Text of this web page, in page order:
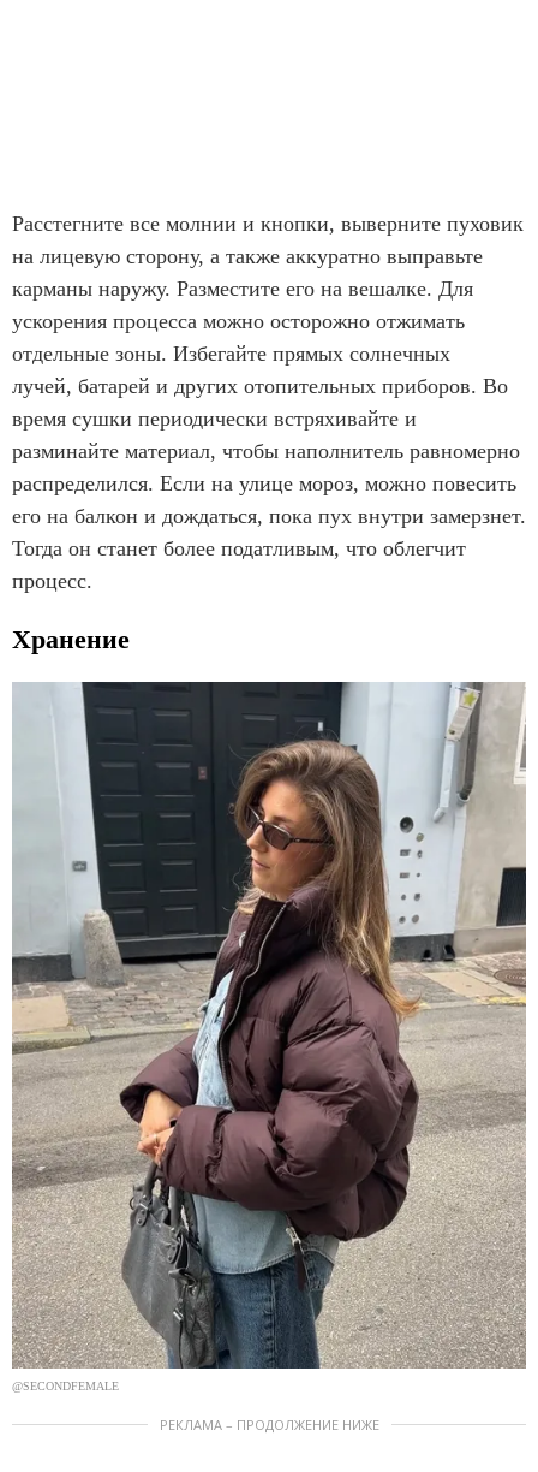
Расстегните все молнии и кнопки, выверните пуховик
на лицевую сторону, а также аккуратно выправьте
карманы наружу. Разместите его на вешалке. Для
ускорения процесса можно осторожно отжимать
отдельные зоны. Избегайте прямых солнечных
лучей, батарей и других отопительных приборов. Во
время сушки периодически встряхивайте и
разминайте материал, чтобы наполнитель равномерно
распределился. Если на улице мороз, можно повесить
его на балкон и дождаться, пока пух внутри замерзнет.
Тогда он станет более податливым, что облегчит
процесс.
Хранение
@SECONDFEMALE
РЕКЛАМА – ПРОДОЛЖЕНИЕ НИЖЕ